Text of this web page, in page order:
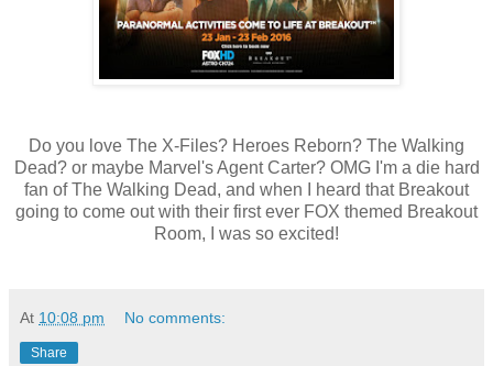
Do you love The X-Files? Heroes Reborn? The Walking
Dead? or maybe Marvel's Agent Carter? OMG I'm a die hard
fan of The Walking Dead, and when I heard that Breakout
going to come out with their first ever FOX themed Breakout
Room, I was so excited!
At 10:08 pm No comments:
Share